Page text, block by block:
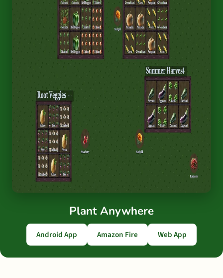
Plant Anywhere
Android App Amazon Fire Web App